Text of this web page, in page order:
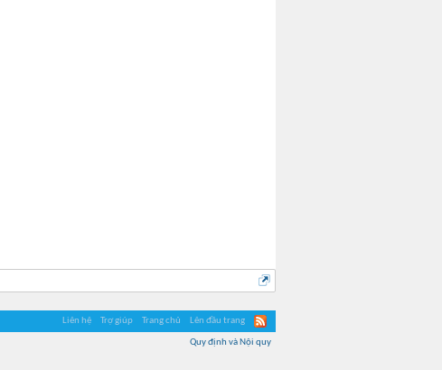
Liên hệ Trợ giúp Trang chủ Lên đầu trang
Quy định và Nội quy